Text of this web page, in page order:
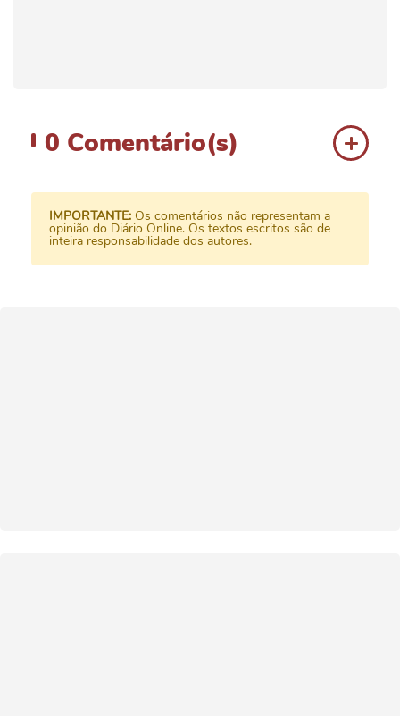
0 Comentário(s)
IMPORTANTE: Os comentários não representam a
opinião do Diário Online. Os textos escritos são de
inteira responsabilidade dos autores.